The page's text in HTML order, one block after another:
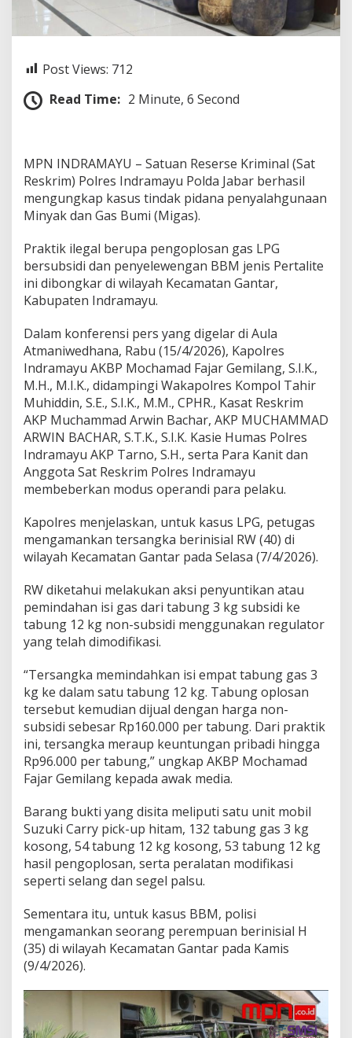
a
g
,
r
e
s
I
n
r
a
m
a
y
R
i
n
g
k
u
s
P
n
g
o
l
s
G
s
L
G
Post Views: 712
Read Time: 2 Minute, 6 Second
MPN INDRAMAYU – Satuan Reserse Kriminal (Sat
Reskrim) Polres Indramayu Polda Jabar berhasil
mengungkap kasus tindak pidana penyalahgunaan
Minyak dan Gas Bumi (Migas).
Praktik ilegal berupa pengoplosan gas LPG
bersubsidi dan penyelewengan BBM jenis Pertalite
ini dibongkar di wilayah Kecamatan Gantar,
Kabupaten Indramayu.
Dalam konferensi pers yang digelar di Aula
Atmaniwedhana, Rabu (15/4/2026), Kapolres
Indramayu AKBP Mochamad Fajar Gemilang, S.I.K.,
M.H., M.I.K., didampingi Wakapolres Kompol Tahir
Muhiddin, S.E., S.I.K., M.M., CPHR., Kasat Reskrim
AKP Muchammad Arwin Bachar, AKP MUCHAMMAD
ARWIN BACHAR, S.T.K., S.I.K. Kasie Humas Polres
Indramayu AKP Tarno, S.H., serta Para Kanit dan
Anggota Sat Reskrim Polres Indramayu
membeberkan modus operandi para pelaku.
Kapolres menjelaskan, untuk kasus LPG, petugas
mengamankan tersangka berinisial RW (40) di
wilayah Kecamatan Gantar pada Selasa (7/4/2026).
RW diketahui melakukan aksi penyuntikan atau
pemindahan isi gas dari tabung 3 kg subsidi ke
tabung 12 kg non-subsidi menggunakan regulator
yang telah dimodifikasi.
“Tersangka memindahkan isi empat tabung gas 3
kg ke dalam satu tabung 12 kg. Tabung oplosan
tersebut kemudian dijual dengan harga non-
subsidi sebesar Rp160.000 per tabung. Dari praktik
ini, tersangka meraup keuntungan pribadi hingga
Rp96.000 per tabung,” ungkap AKBP Mochamad
Fajar Gemilang kepada awak media.
Barang bukti yang disita meliputi satu unit mobil
Suzuki Carry pick-up hitam, 132 tabung gas 3 kg
kosong, 54 tabung 12 kg kosong, 53 tabung 12 kg
hasil pengoplosan, serta peralatan modifikasi
seperti selang dan segel palsu.
Sementara itu, untuk kasus BBM, polisi
mengamankan seorang perempuan berinisial H
(35) di wilayah Kecamatan Gantar pada Kamis
(9/4/2026).